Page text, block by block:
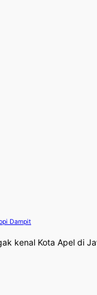
Dampit
kenal Kota Apel di